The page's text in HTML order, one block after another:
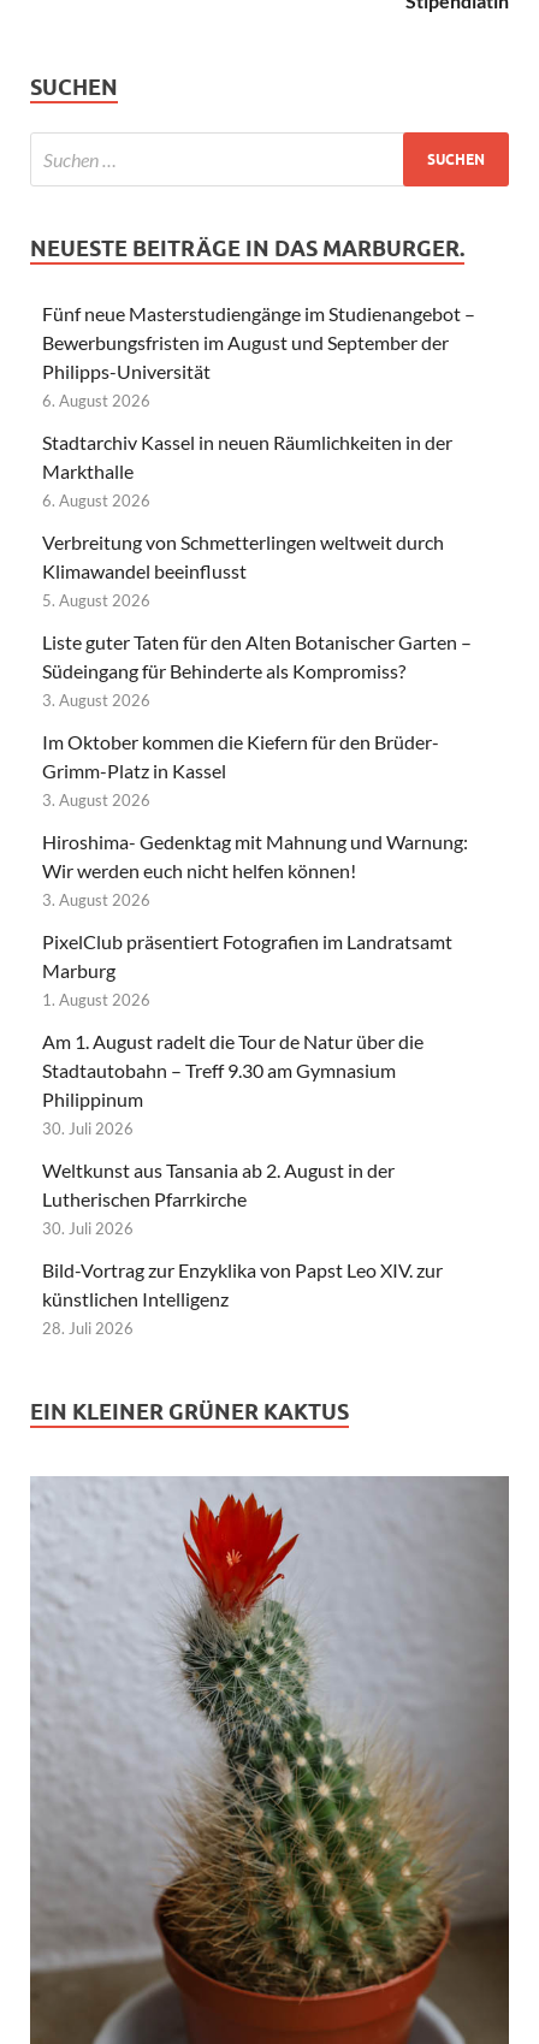
SUCHEN
NEUESTE BEITRÄGE IN DAS MARBURGER.
Fünf neue Masterstudiengänge im Studienangebot –
Bewerbungsfristen im August und September der
Philipps-Universität
6. August 2026
Stadtarchiv Kassel in neuen Räumlichkeiten in der
Markthalle
6. August 2026
Verbreitung von Schmetterlingen weltweit durch
Klimawandel beeinflusst
5. August 2026
Liste guter Taten für den Alten Botanischer Garten –
Südeingang für Behinderte als Kompromiss?
3. August 2026
Im Oktober kommen die Kiefern für den Brüder-
Grimm-Platz in Kassel
3. August 2026
Hiroshima- Gedenktag mit Mahnung und Warnung:
Wir werden euch nicht helfen können!
3. August 2026
PixelClub präsentiert Fotografien im Landratsamt
Marburg
1. August 2026
Am 1. August radelt die Tour de Natur über die
Stadtautobahn – Treff 9.30 am Gymnasium
Philippinum
30. Juli 2026
Weltkunst aus Tansania ab 2. August in der
Lutherischen Pfarrkirche
30. Juli 2026
Bild-Vortrag zur Enzyklika von Papst Leo XIV. zur
künstlichen Intelligenz
28. Juli 2026
EIN KLEINER GRÜNER KAKTUS